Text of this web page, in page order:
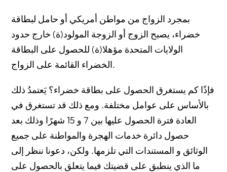
США и состоит в браке с гражданином США.
Супруг, желающий получить грин-карту, проживает за
границей и состоит в браке с гражданином США
Супруг, желающий получить грин-карту, живет в США и
состоит в браке с обладателем грин-карты.
Супруг, желающий получить грин-карту, живет за
границей и состоит в браке с обладателем грин-карты
Что, если супруг-получатель въехал в США легально, но
просрочил свою визу?
بمجرد الزواج من مواطن أمريكي أو حامل لبطاقة
خضراء، يصبح الزوج أو الزوجة المولود(ة) خارج حدود
الولايات المتحدة مؤهلا(ة) للحصول على البطاقة
الخضراء القائمة على الزواج.
فإذًا كم يستغرق الحصول على بطاقة خضراء؟ يَعتمدُ ذلك
بالأساس على عوامل مختلفة. ومع ذلك قد تستغرق في
العادة فترة الحصول عليها بين 7 و 15 شهرًا وذلك بعد
حصول دائرة خدمات الهجرة والمواطنة على جميع
الوثائق و المستندات التي تلزمها. ولكن، دعونا ننظر إلى
ما الذي ينطبق على قضيتك فيما يتعلق بالحصول على